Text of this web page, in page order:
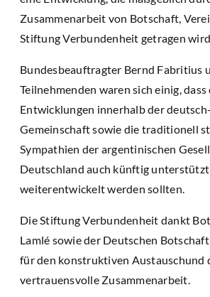
Zusammenarbeit von Botschaft,
Stiftung Verbundenheit getragen wird.
Bundesbeauftragter Bernd Fabritius
Teilnehmenden waren sich einig,
Entwicklungen innerhalb der
Gemeinschaft sowie die traditionell
Sympathien der argentinischen
Deutschland auch künftig
weiterentwickelt werden sollten.
Die Stiftung Verbundenheit dankt
Lamlé sowie der Deutschen
für den konstruktiven Austauschund
vertrauensvolle Zusammenarbeit.